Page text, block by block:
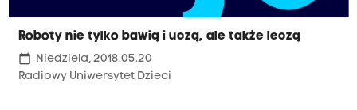
Roboty nie tylko bawią i uczą, ale także leczą
calendar_today Niedziela, 2018.05.20
Radiowy Uniwersytet Dzieci